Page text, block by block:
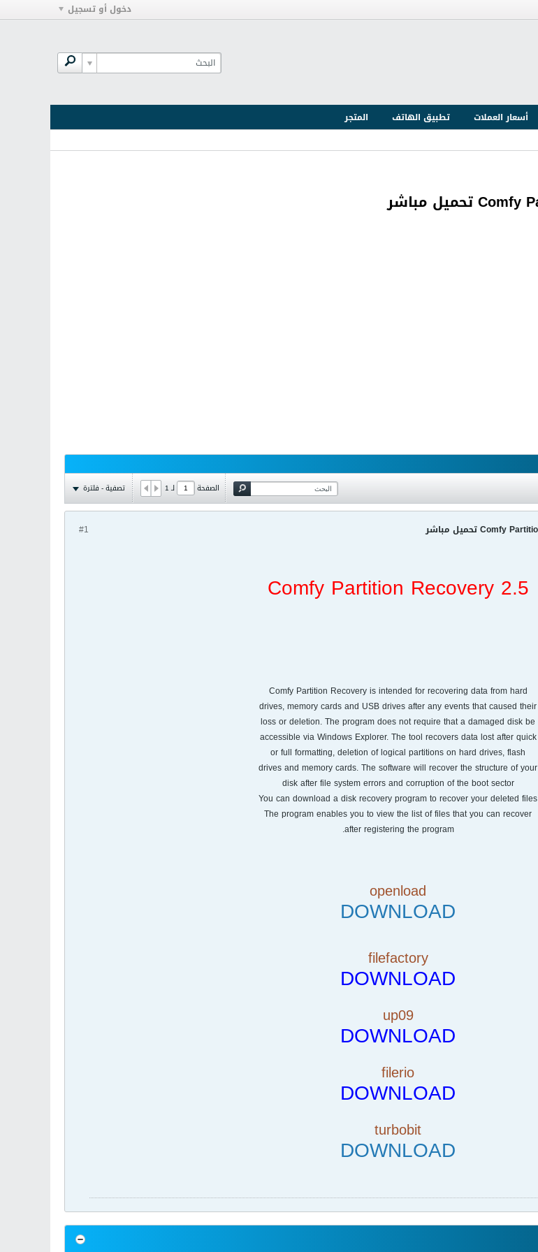
دخول أو تسجيل
أسعار العملات تطبيق الهاتف
المتجر
الصفحة لـ1 تصفية - فلترة
#1
Comfy Partition Recovery 2.5
Comfy Partition Recovery is intended for recovering data from hard
drives, memory cards and USB drives after any events that caused their
loss or deletion. The program does not require that a damaged disk be
accessible via Windows Explorer. The tool recovers data lost after quick
or full formatting, deletion of logical partitions on hard drives, flash
drives and memory cards. The software will recover the structure of your
disk after file system errors and corruption of the boot sector
You can download a disk recovery program to recover your deleted files
The program enables you to view the list of files that you can recover
after registering the program.
openload
DOWNLOAD
filefactory
DOWNLOAD
up09
DOWNLOAD
filerio
DOWNLOAD
turbobit
DOWNLOAD